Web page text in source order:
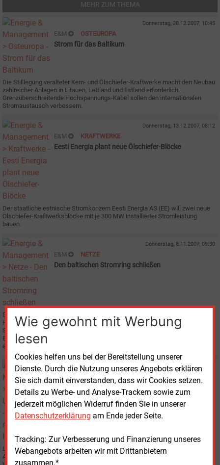
Wie gewohnt mit Werbung
lesen
Cookies helfen uns bei der Bereitstellung unserer
Dienste. Durch die Nutzung unseres Angebots erklären
Sie sich damit einverstanden, dass wir Cookies setzen.
Details zu Werbe- und Analyse-Trackern sowie zum
jederzeit möglichen Widerruf finden Sie in unserer
Datenschutzerklärung am Ende jeder Seite.
Tracking: Zur Verbesserung und Finanzierung unseres
Webangebots arbeiten wir mit Drittanbietern
zusammen.*
MEHR ZUM THEMA
Donnerstag, 20.12.2007, 10:45
E&M OSTEUROPA
Strom für das Baltikum
Die Stilllegung veralteter Kern- und Ölschiefer-Kraftwerke macht den Neubau
zahlreicher Anlagen in Litauen, Lettland und Estland erforderlich.
Grenzüberschreitende Hochspannungs-Kabel sollen den internationalen
Stromaustausch verbessern.
Donnerstag, 13.12.2007, 08:12
E&M KRAFTWERKE
Eesti Energia plant neue Ölschiefer-Blöcke
Der staatliche estnische Stromkonzern Eesti Energia AS (EE) will zwei neue
Ölschiefer-Kraftwerksblöcke mit je 300 MW installierter Stromleistung
bauen.
Donnerstag, 8.11.2007, 09:30
E&M NETZE
Den baltischen Stromring schließen
Die Stromnetze von Litauen und Schweden sollen erstmals durch ein
Hochspannungskabel miteinander verbunden werden. Der litauische
Stromversorger LE Lietuvos Energija AB und der schwedische Stromnetz-
Betreiber Svenska Kraftnät haben dazu eine erste Machbarkeitsstudie
erstellt.
Montag, 26.03.2007, 14:50
E&M UNTERNEHMEN
Litauens Regierung will dem staatlichen Energieversorger Lietuvos energija
AB (LE) die beiden Regionalversorger Rytu Skirstomieji Tinklai AB (RST) und